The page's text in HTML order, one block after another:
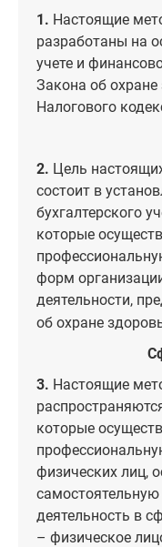
1. Настоящие
разработаны на
учете и
Закона об
Налогового
2. Цель
состоит в
бухгалтерского
которые
форм
деятельности,
об охране
3. Настоящие
которые
физических лиц,
деятельность в
– физическое